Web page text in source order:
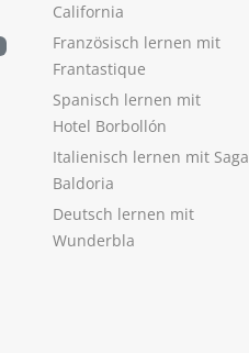
California
Französisch lernen mit
Frantastique
Spanisch lernen mit
Hotel Borbollón
Italienisch lernen mit Saga
Baldoria
Deutsch lernen mit
Wunderbla